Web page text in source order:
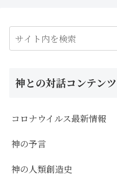
神との対話コンテンツ
コロナウイルス最新情報
神の予言
神の人類創造史